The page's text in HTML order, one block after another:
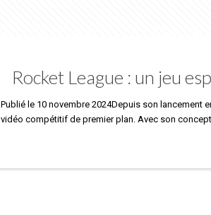
Rocket League : un jeu
Publié le 10 novembre 2024Depuis son lancement
vidéo compétitif de premier plan. Avec son